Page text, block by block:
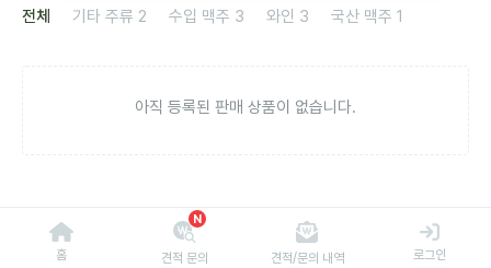
전체 기타 주류 2 수입 맥주 3 와인 3 국산 맥주 1
아직 등록된 판매 상품이 없습니다.
홈
N
견적 문의 견적/문의 내역 로그인